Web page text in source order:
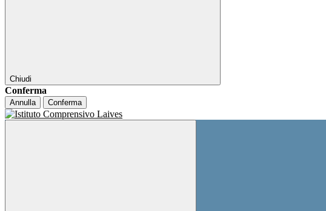
Chiudi
Conferma
Annulla Conferma